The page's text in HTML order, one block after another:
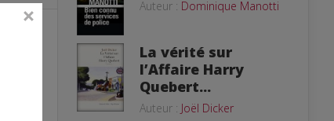
Auteur : Dominique Manotti
La vérité sur
l’Affaire Harry
Quebert...
Auteur : Joël Dicker